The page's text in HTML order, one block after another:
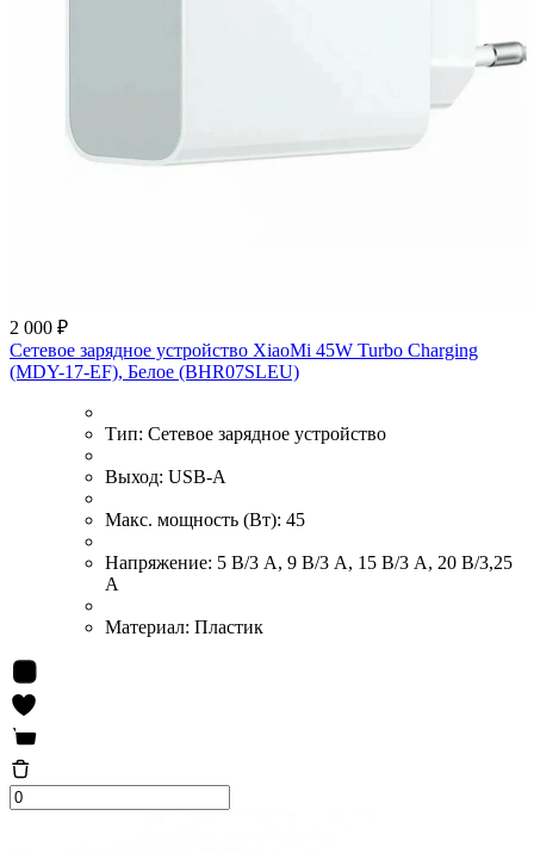
2 000 ₽
Сетевое зарядное устройство XiaoMi 45W Turbo Charging
(MDY-17-EF), Белое (BHR07SLEU)
Тип: Сетевое зарядное устройство
Выход: USB-A
Макс. мощность (Вт): 45
Напряжение: 5 В/3 А, 9 В/3 А, 15 В/3 А, 20 В/3,25
А
Материал: Пластик